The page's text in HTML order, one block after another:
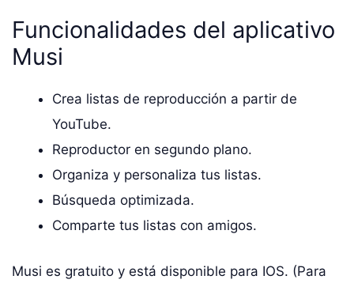
Funcionalidades del aplicativo
Musi
Crea listas de reproducción a partir de
YouTube.
Reproductor en segundo plano.
Organiza y personaliza tus listas.
Búsqueda optimizada.
Comparte tus listas con amigos.
Musi es gratuito y está disponible para IOS. (Para